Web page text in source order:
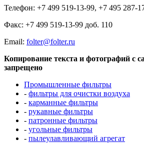
Телефон: +7 499 519-13-99, +7 495 287-
Факс: +7 499 519-13-99 доб. 110
Еmail: folter@folter.ru
Копирование текста и фотографий с
запрещено
Промышленные фильтры
- фильтры для очистки воздуха
- карманные фильтры
- рукавные фильтры
- патронные фильтры
- угольные фильтры
- пылеулавливающий агрегат